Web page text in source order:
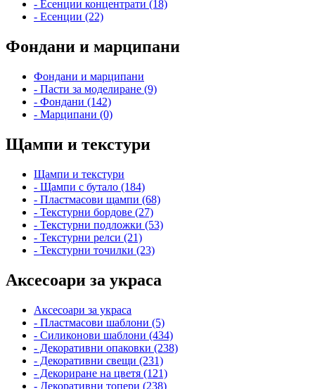
- Есенции концентрати (18)
- Есенции (22)
Фондани и марципани
Фондани и марципани
- Пасти за моделиране (9)
- Фондани (142)
- Марципани (0)
Щампи и текстури
Щампи и текстури
- Щампи с бутало (184)
- Пластмасови щампи (68)
- Текстурни бордове (27)
- Текстурни подложки (53)
- Текстурни релси (21)
- Текстурни точилки (23)
Аксесоари за украса
Аксесоари за украса
- Пластмасови шаблони (5)
- Силиконови шаблони (434)
- Декоративни опаковки (238)
- Декоративни свещи (231)
- Декориране на цветя (121)
- Декоративни топери (238)